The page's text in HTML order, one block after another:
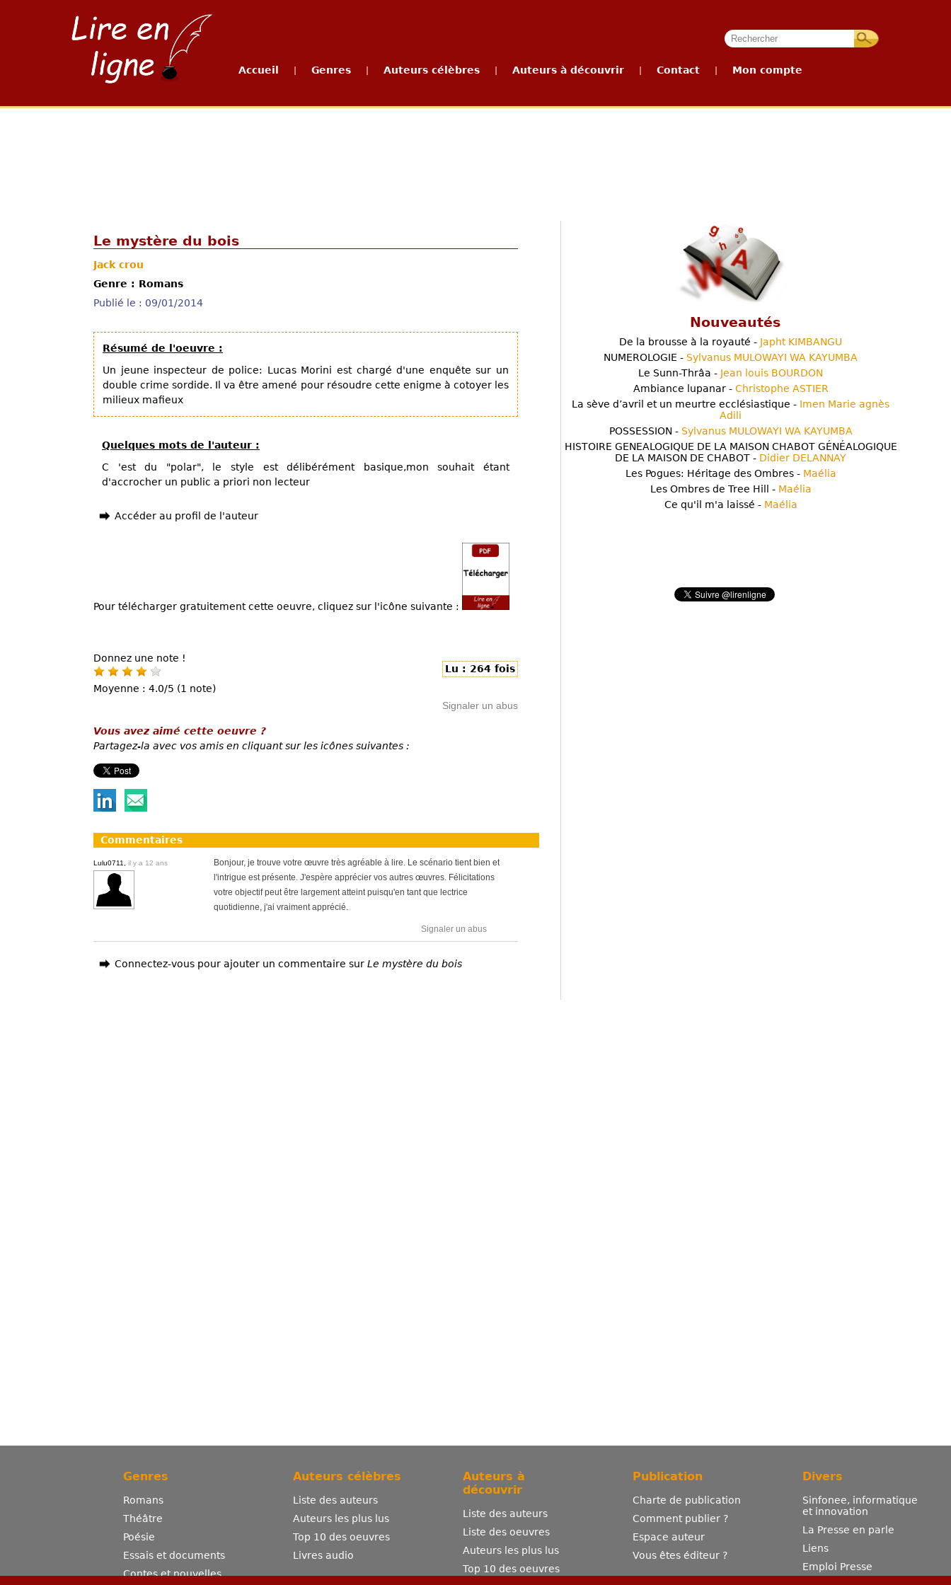
Accueil Genres Auteurs célèbres Auteurs à découvrir Contact Mon compte
Le mystère du bois
Jack crou
Genre : Romans
Publié le : 09/01/2014
Résumé de l'oeuvre :
Un jeune inspecteur de police: Lucas Morini est chargé d'une enquête sur un
double crime sordide. Il va être amené pour résoudre cette enigme à cotoyer les
milieux mafieux
Quelques mots de l'auteur :
C 'est du "polar", le style est délibérément basique,mon souhait étant
d'accrocher un public a priori non lecteur
Accéder au profil de l'auteur
Pour télécharger gratuitement cette oeuvre, cliquez sur l'icône suivante :
Donnez une note !
Moyenne : 4.0/5 (1 note)
Lu : 264 fois
Signaler un abus
Vous avez aimé cette oeuvre ?
Partagez-la avec vos amis en cliquant sur les icônes suivantes :
Commentaires
Lulu0711, il y a 12 ans
Bonjour, je trouve votre œuvre très agréable à lire. Le scénario tient bien et
l'intrigue est présente. J'espère apprécier vos autres œuvres. Félicitations
votre objectif peut être largement atteint puisqu'en tant que lectrice
quotidienne, j'ai vraiment apprécié.
Signaler un abus
Connectez-vous pour ajouter un commentaire sur Le mystère du bois
Nouveautés
De la brousse à la royauté - Japht KIMBANGU
NUMEROLOGIE - Sylvanus MULOWAYI WA KAYUMBA
Le Sunn-Thrâa - Jean louis BOURDON
Ambiance lupanar - Christophe ASTIER
La sève d’avril et un meurtre ecclésiastique - Imen Marie agnès
Adili
POSSESSION - Sylvanus MULOWAYI WA KAYUMBA
HISTOIRE GENEALOGIQUE DE LA MAISON CHABOT GÉNÉALOGIQUE
DE LA MAISON DE CHABOT - Didier DELANNAY
Les Pogues: Héritage des Ombres - Maélia
Les Ombres de Tree Hill - Maélia
Ce qu'il m'a laissé - Maélia
Genres
Romans
Théâtre
Poésie
Essais et documents
Contes et nouvelles
Auteurs célèbres
Liste des auteurs
Auteurs les plus lus
Top 10 des oeuvres
Livres audio
Auteurs à
découvrir
Liste des auteurs
Liste des oeuvres
Auteurs les plus lus
Top 10 des oeuvres
Publication
Charte de publication
Comment publier ?
Espace auteur
Vous êtes éditeur ?
Divers
Sinfonee, informatique
et innovation
La Presse en parle
Liens
Emploi Presse